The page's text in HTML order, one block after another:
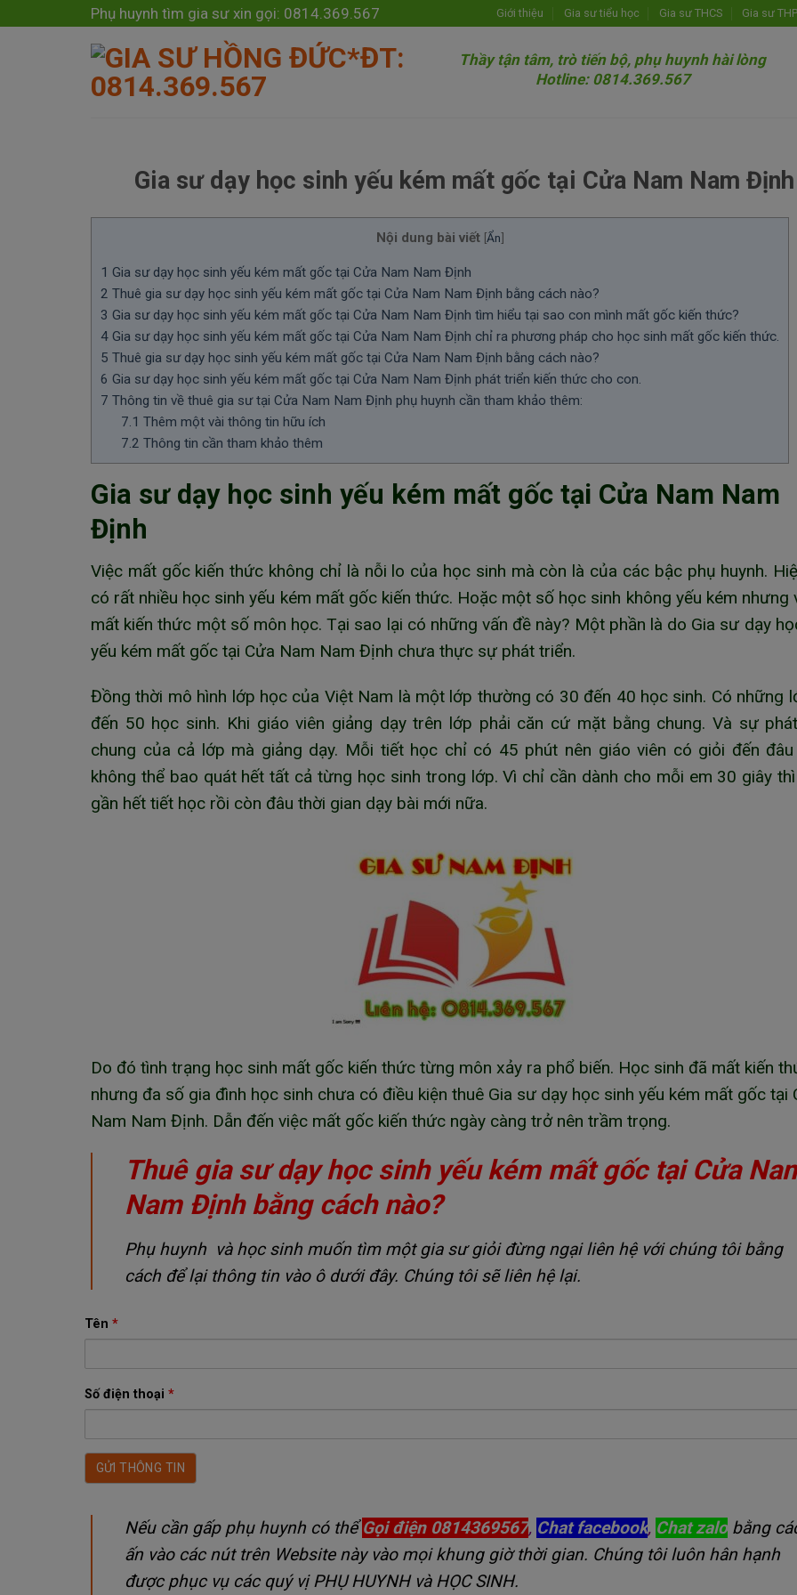
to
Phụ huynh tìm gia sư xin gọi: 0814.369.567 Giới thiệu Gia sư tiểu học Gia sư THCS Gia sư
Thầy tận tâm, trò tiến bộ, phụ huynh hài lòng
Hotline: 0814.369.567
Gia sư dạy học sinh yếu kém mất gốc tại Cửa Nam Nam Định
Nội dung bài viết [Ẩn]
1 Gia sư dạy học sinh yếu kém mất gốc tại Cửa Nam Nam Định
2 Thuê gia sư dạy học sinh yếu kém mất gốc tại Cửa Nam Nam Định bằng cách nào?
3 Gia sư dạy học sinh yếu kém mất gốc tại Cửa Nam Nam Định tìm hiểu tại sao con mình mất gốc kiến thức?
4 Gia sư dạy học sinh yếu kém mất gốc tại Cửa Nam Nam Định chỉ ra phương pháp cho học sinh mất gốc kiến thức.
5 Thuê gia sư dạy học sinh yếu kém mất gốc tại Cửa Nam Nam Định bằng cách nào?
6 Gia sư dạy học sinh yếu kém mất gốc tại Cửa Nam Nam Định phát triển kiến thức cho con.
7 Thông tin về thuê gia sư tại Cửa Nam Nam Định phụ huynh cần tham khảo thêm:
7.1 Thêm một vài thông tin hữu ích
7.2 Thông tin cần tham khảo thêm
Gia sư dạy học sinh yếu kém mất gốc tại Cửa Nam Nam
Định
Việc mất gốc kiến thức không chỉ là nỗi lo của học sinh mà còn là của các bậc phụ huynh.
có rất nhiều học sinh yếu kém mất gốc kiến thức. Hoặc một số học sinh không yếu kém nhưng
mất kiến thức một số môn học. Tại sao lại có những vấn đề này? Một phần là do Gia sư dạy
yếu kém mất gốc tại Cửa Nam Nam Định chưa thực sự phát triển.
Đồng thời mô hình lớp học của Việt Nam là một lớp thường có 30 đến 40 học sinh. Có những
đến 50 học sinh. Khi giáo viên giảng dạy trên lớp phải căn cứ mặt bằng chung. Và sự
chung của cả lớp mà giảng dạy. Mỗi tiết học chỉ có 45 phút nên giáo viên có giỏi đến
không thể bao quát hết tất cả từng học sinh trong lớp. Vì chỉ cần dành cho mỗi em 30 giây
gần hết tiết học rồi còn đâu thời gian dạy bài mới nữa.
Do đó tình trạng học sinh mất gốc kiến thức từng môn xảy ra phổ biến. Học sinh đã mất kiến
nhưng đa số gia đình học sinh chưa có điều kiện thuê Gia sư dạy học sinh yếu kém mất gốc tại
Nam Nam Định. Dẫn đến việc mất gốc kiến thức ngày càng trở nên trầm trọng.
Thuê gia sư dạy học sinh yếu kém mất gốc tại Cửa
Nam Định bằng cách nào?
Phụ huynh và học sinh muốn tìm một gia sư giỏi đừng ngại liên hệ với chúng tôi bằng
cách để lại thông tin vào ô dưới đây. Chúng tôi sẽ liên hệ lại.
Tên *
Số điện thoại *
Nếu cần gấp phụ huynh có thể Gọi điện 0814369567, Chat facebook, Chat zalo bằng
ấn vào các nút trên Website này vào mọi khung giờ thời gian. Chúng tôi luôn hân hạnh
được phục vụ các quý vị PHỤ HUYNH và HỌC SINH.